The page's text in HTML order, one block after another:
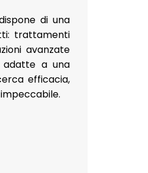
di una
trattamenti
avanzate
adatte a una
efficacia,